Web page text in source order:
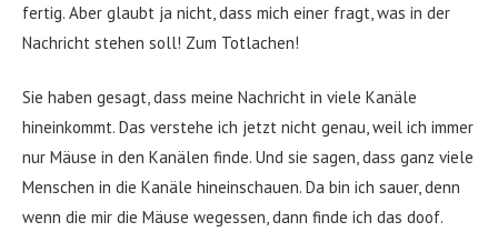
fertig. Aber glaubt ja nicht, dass mich einer fragt, was in der
Nachricht stehen soll! Zum Totlachen!
Sie haben gesagt, dass meine Nachricht in viele Kanäle
hineinkommt. Das verstehe ich jetzt nicht genau, weil ich immer
nur Mäuse in den Kanälen finde. Und sie sagen, dass ganz viele
Menschen in die Kanäle hineinschauen. Da bin ich sauer, denn
wenn die mir die Mäuse wegessen, dann finde ich das doof.